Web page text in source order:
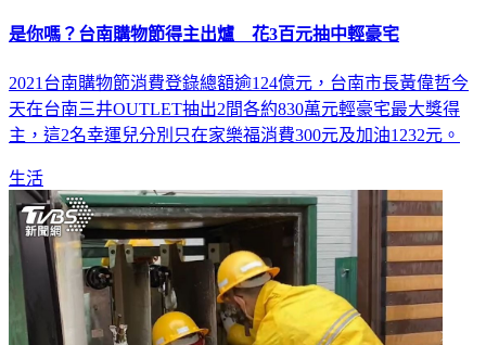
是你嗎？台南購物節得主出爐 花3百元抽中輕豪宅
2021台南購物節消費登錄總額逾124億元，台南市長黃偉哲今
天在台南三井OUTLET抽出2間各約830萬元輕豪宅最大獎得
主，這2名幸運兒分別只在家樂福消費300元及加油1232元。
生活